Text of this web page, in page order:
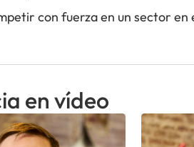
con fuerza en un sector en
en vídeo